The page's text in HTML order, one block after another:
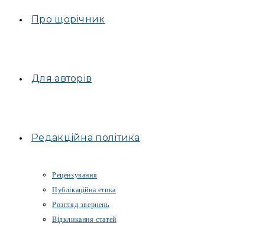
Про щорічник
Для авторів
Редакційна політика
Рецензування
Публікаційна етика
Розгляд звернень
Відкликання статей